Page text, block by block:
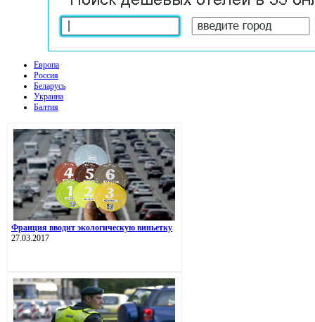
Европа
Россия
Беларусь
Украина
Балтия
Франция вводит экологическую виньетку
27.03.2017